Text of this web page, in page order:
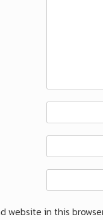
website in this